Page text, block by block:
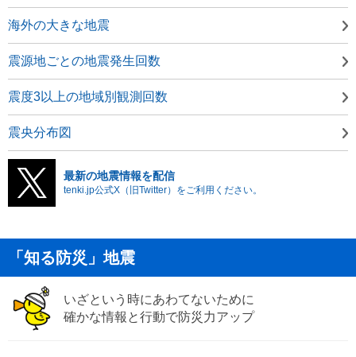
海外の大きな地震
震源地ごとの地震発生回数
震度3以上の地域別観測回数
震央分布図
最新の地震情報を配信
tenki.jp公式X（旧Twitter）をご利用ください。
「知る防災」地震
いざという時にあわてないために
確かな情報と行動で防災力アップ